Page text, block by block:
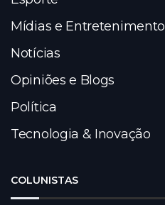
Mídias e Entretenimento
Notícias
Opiniões e Blogs
Política
Tecnologia & Inovação
COLUNISTAS